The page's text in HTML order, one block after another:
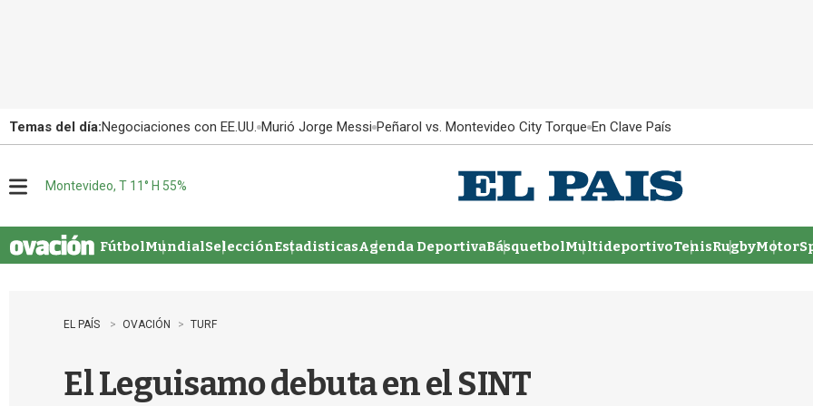
Temas del día:Negociaciones con EE.UU. Murió Jorge Messi Peñarol vs. Montevideo City Torque En Clave País
u
Montevideo, T 11° H 55%
FútbolMundialSelecciónEstadisticasAgenda DeportivaBásquetbolMultideportivoTenisRugby
EL PAÍS OVACIÓN TURF
El Leguisamo debuta en el SINT